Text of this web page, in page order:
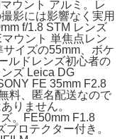
ウント アルミ。レ
影には影響なく実用
f/1.8 STM レンズ
ウント 単焦点レン
イズの55mm、ボケ
ルドレンズ初心者の
ズ Leica DG
FE 35mm F2.8
料、匿名配送なので
りません。
。FE50mm F1.8
ロテクター付き。